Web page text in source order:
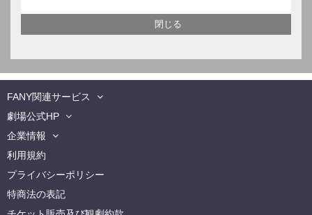
FANY関連サービス
劇場公式HP
企業情報
利用規約
プライバシーポリシー
特商法の表記